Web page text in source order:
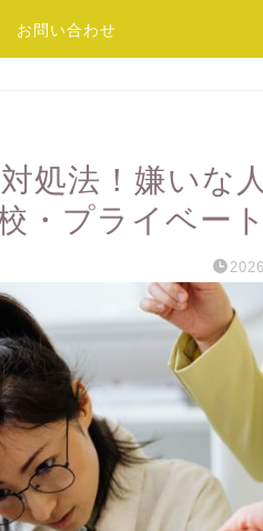
お問い合わせ
処法！嫌いな
・プライベート